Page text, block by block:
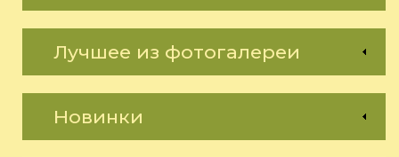
Лучшее из фотогалереи
Новинки